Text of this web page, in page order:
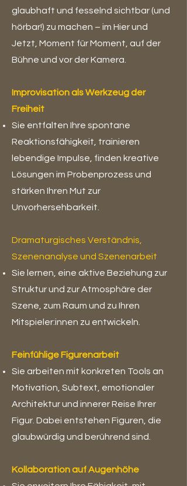
glaubhaft und fesselnd sichtbar (und
hörbar!) zu machen – im Hier und
Jetzt, Moment für Moment, auf der
Bühne und vor der Kamera.
Improvisation als Werkzeug der
Freiheit
Sie entfalten Ihre spontane
Reaktionsfähigkeit, trainieren
lebendige Impulse, finden kreative
Lösungen im Probenprozess und
stärken Ihren Mut zur
Unvorhersehbarkeit.
Dramaturgisches Verständnis,
Szenenanalyse und Szenenarbeit
Sie lernen, eine aktive Beziehung zur
Struktur und zur Atmosphäre der
Szene, zum Raum und zu Ihren
Mitspieler:innen zu entwickeln.
Feinfühlige Figurenarbeit
Sie arbeiten mit konkreten Tools an
Motivation, Subtext, emotionaler
Architektur und innerer Reise Ihrer
Figur. Dabei entstehen Figuren, die
glaubwürdig und berührend sind.
Kollaboration auf Augenhöhe